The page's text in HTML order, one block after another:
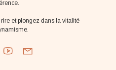
et plongez dans la vitalité